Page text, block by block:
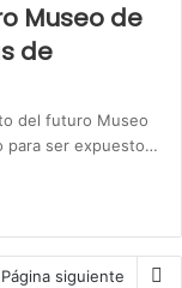
Museo de
de
del futuro Museo
para ser expuesto…
Página siguiente